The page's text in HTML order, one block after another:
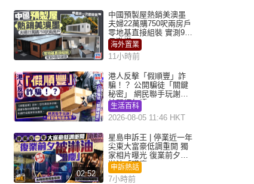
中國預製屋熱銷美澳墨
夫婦22萬購750呎兩房戶
零地基直接組裝 實測9個
月激讚
海外置業
11小時前
港人反擊「假順豐」詐
騙！？ 公開騙徒「關鍵
秘密」 網民聯手玩謝：
練習緬甸語
生活百科
2026-08-05 11:46 HKT
02:52
星島申訴王 | 停業近一年
尖東大富豪低調重開 獨
家相片曝光 復業前夕被
淋油「贈慶」
申訴熱話
7小時前